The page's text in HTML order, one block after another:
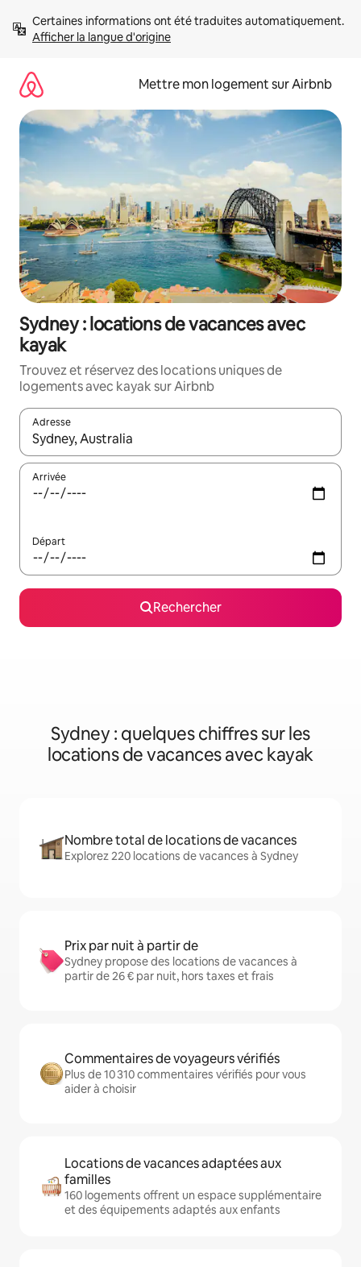
directement
Afficher la langue d'origine
Mettre mon logement sur Airbnb
Sydney : locations de vacances avec
kayak
Trouvez et réservez des locations uniques de
logements avec kayak sur Airbnb
Adresse
Lorsque les résultats s'affichent, utilisez les flèches vers le
Arrivée
Départ
Rechercher
Sydney : quelques chiffres sur les
locations de vacances avec kayak
Nombre total de locations de vacances
Explorez 220 locations de vacances à Sydney
Prix par nuit à partir de
Sydney propose des locations de vacances à
partir de 26 € par nuit, hors taxes et frais
Commentaires de voyageurs vérifiés
Plus de 10 310 commentaires vérifiés pour vous
aider à choisir
Locations de vacances adaptées aux
familles
160 logements offrent un espace supplémentaire
et des équipements adaptés aux enfants